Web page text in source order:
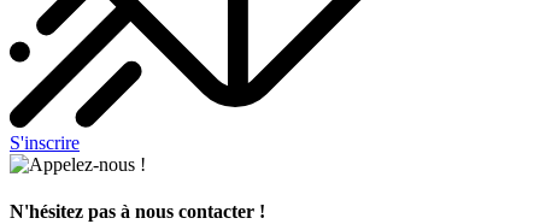
S'inscrire
N'hésitez pas à nous contacter !